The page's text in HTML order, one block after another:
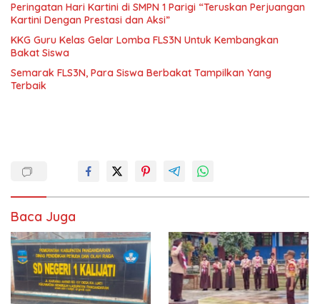
Peringatan Hari Kartini di SMPN 1 Parigi “Teruskan Perjuangan
Kartini Dengan Prestasi dan Aksi”
KKG Guru Kelas Gelar Lomba FLS3N Untuk Kembangkan
Bakat Siswa
Semarak FLS3N, Para Siswa Berbakat Tampilkan Yang
Terbaik
Baca Juga